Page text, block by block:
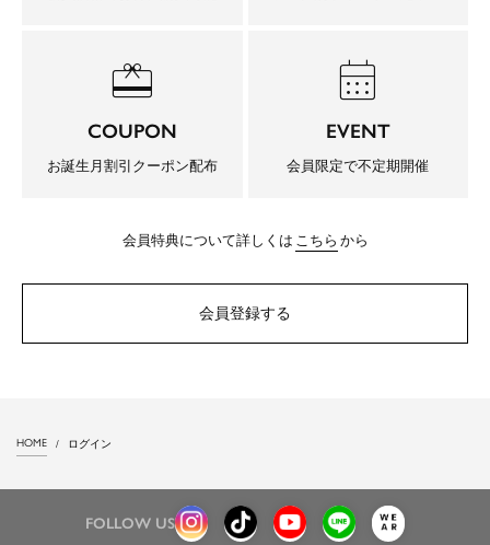
redeem
COUPON
お誕生月割引クーポン配布
calendar_month
EVENT
会員限定で不定期開催
会員特典について詳しくは こちら から
会員登録する
HOME ログイン
FOLLOW US